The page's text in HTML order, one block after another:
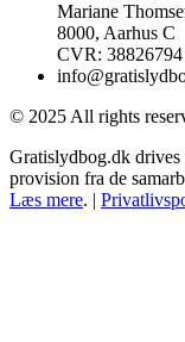
Mariane
8000, Aarhus C
CVR: 38826794
© 2025 All rights
Gratislydbog.dk
provision fra de
Læs mere. |